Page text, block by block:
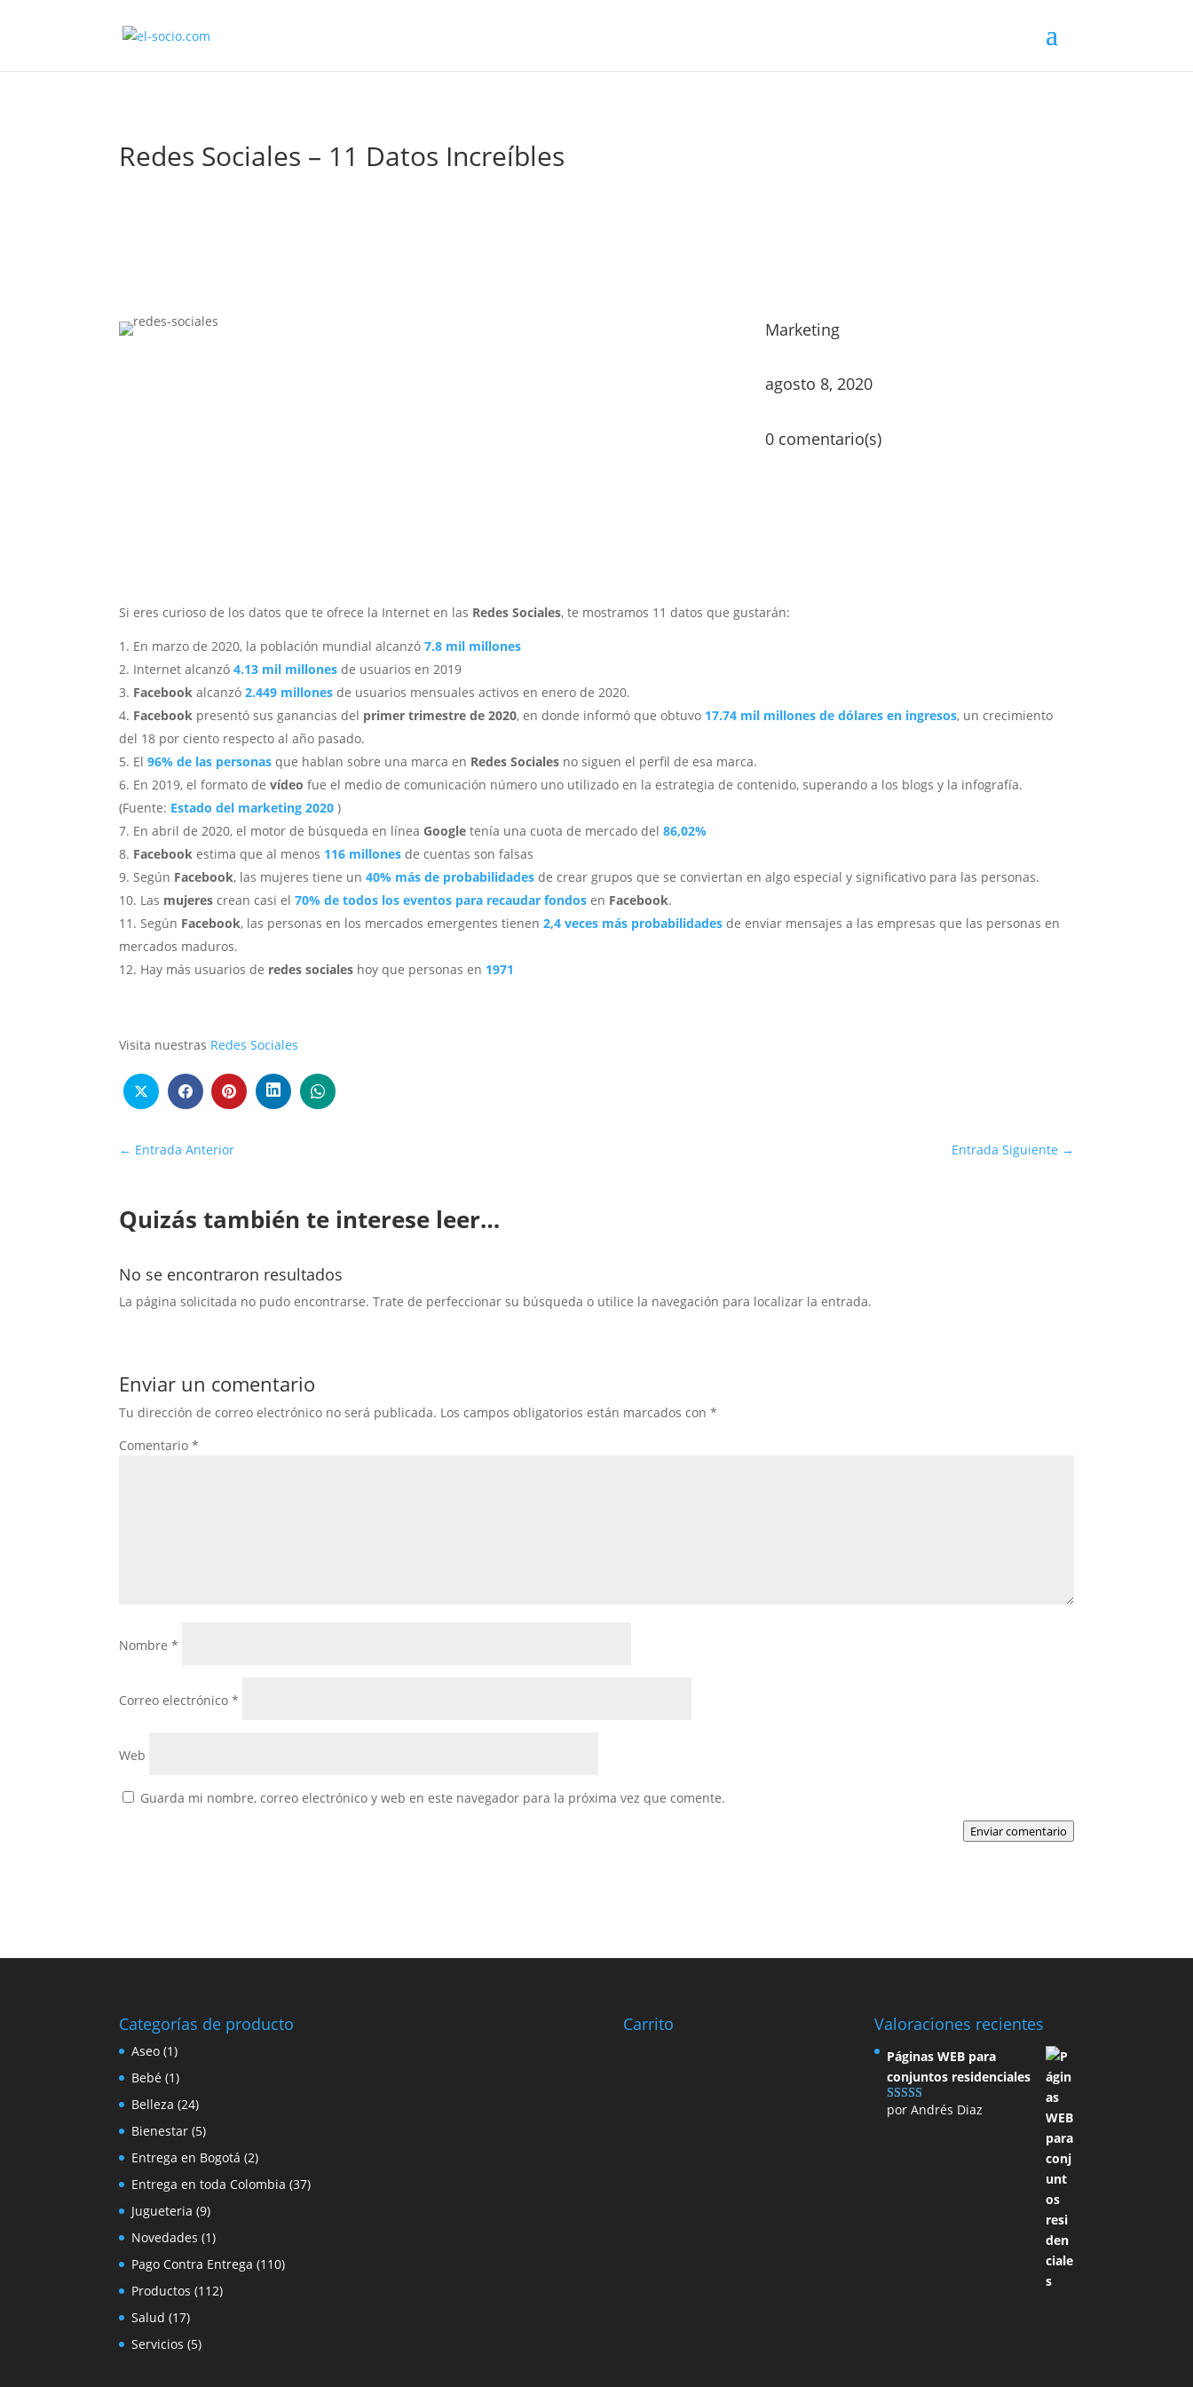
Redes Sociales – 11 Datos Increíbles
Marketing
agosto 8, 2020
0 comentario(s)
Si eres curioso de los datos que te ofrece la Internet en las Redes Sociales, te mostramos 11 datos que gustarán:
En marzo de 2020, la población mundial alcanzó7.8 mil millones
Internet alcanzó4.13 mil millones de usuarios en 2019
Facebook alcanzó2.449 millones de usuarios mensuales activos en enero de 2020.
Facebook presentó sus ganancias del primer trimestre de 2020, en donde informó que obtuvo 17.74 mil millones de dólares en ingresos, un crecimiento
del 18 por ciento respecto al año pasado.
El96% de las personas que hablan sobre una marca en Redes Sociales no siguen el perfil de esa marca.
En 2019, el formato devídeo fue el medio de comunicación número uno utilizado en la estrategia de contenido, superando a los blogs y la infografía.
(Fuente: Estado del marketing 2020 )
En abril de 2020, el motor de búsqueda en líneaGoogle tenía una cuota de mercado del86,02%
Facebook estima que al menos 116 millones de cuentas son falsas
Según Facebook, las mujeres tiene un40% más de probabilidades de crear grupos que se conviertan en algo especial y significativo para las personas.
Las mujeres crean casi el70% de todos los eventos para recaudar fondos en Facebook.
Según Facebook, las personas en los mercados emergentes tienen2,4 veces más probabilidades de enviar mensajes a las empresas que las personas en
mercados maduros.
Hay más usuarios de redes sociales hoy que personas en 1971
Visita nuestras Redes Sociales
← Entrada Anterior Entrada Siguiente →
Quizás también te interese leer…
No se encontraron resultados
La página solicitada no pudo encontrarse. Trate de perfeccionar su búsqueda o utilice la navegación para localizar la entrada.
Enviar un comentario
Tu dirección de correo electrónico no será publicada. Los campos obligatorios están marcados con*
Comentario*
Nombre*
Correo electrónico*
Web
Guarda mi nombre, correo electrónico y web en este navegador para la próxima vez que comente.
Enviar comentario
Categorías de producto
Aseo (1)
Bebé (1)
Belleza (24)
Bienestar (5)
Entrega en Bogotá (2)
Entrega en toda Colombia (37)
Jugueteria (9)
Novedades (1)
Pago Contra Entrega (110)
Productos (112)
Salud (17)
Servicios (5)
Carrito Valoraciones recientes
Páginas WEB para
conjuntos residenciales
Valorado con
por Andrés Diaz